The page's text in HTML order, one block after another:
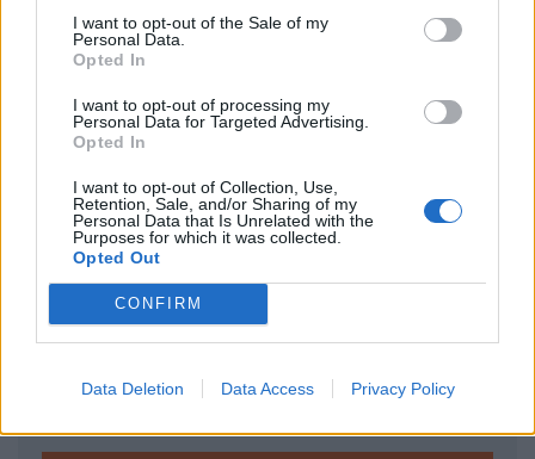
I want to opt-out of the Sale of my
Personal Data.
Opted In
I want to opt-out of processing my
Personal Data for Targeted Advertising.
Opted In
I want to opt-out of Collection, Use,
Retention, Sale, and/or Sharing of my
Personal Data that Is Unrelated with the
Purposes for which it was collected.
Opted Out
CONFIRM
Data Deletion Data Access Privacy Policy
kiemelhetőek a gépipari berendezések. A német ipar
teljesítményének várható további romlása a hazi kivitelre is
érdemi hatást gyakorolhat. Ennek tükrében a hazai
exportkivitel érezhető további lassulása várható. A német...
KEDVES OLVASÓNK!
A keresett cikk a portfolio.hu hírarchívumához
tartozik, melynek olvasása előfizetéses
regisztrációhoz kötött.
Az előfizetés a következőket tartalmazza:
Kötéslisták: BÉT elmúlt 2 év napon belüli